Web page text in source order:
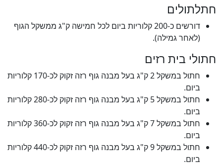
חתלתולים
דורשים כ-200 קלוריות ביום לכל חמישה ק"ג ממשקל הגוף
(לאחר גמילה).
חתולי בית רזים
חתול במשקל 2 ק"ג בעל מבנה גוף רזה זקוק לכ-170 קלוריות
ביום.
חתול במשקל 5 ק"ג בעל מבנה גוף רזה זקוק לכ-280 קלוריות
ביום.
חתול במשקל 7 ק"ג בעל מבנה גוף רזה זקוק לכ-360 קלוריות
ביום.
חתול במשקל 9 ק"ג בעל מבנה גוף רזה זקוק לכ-440 קלוריות
ביום.